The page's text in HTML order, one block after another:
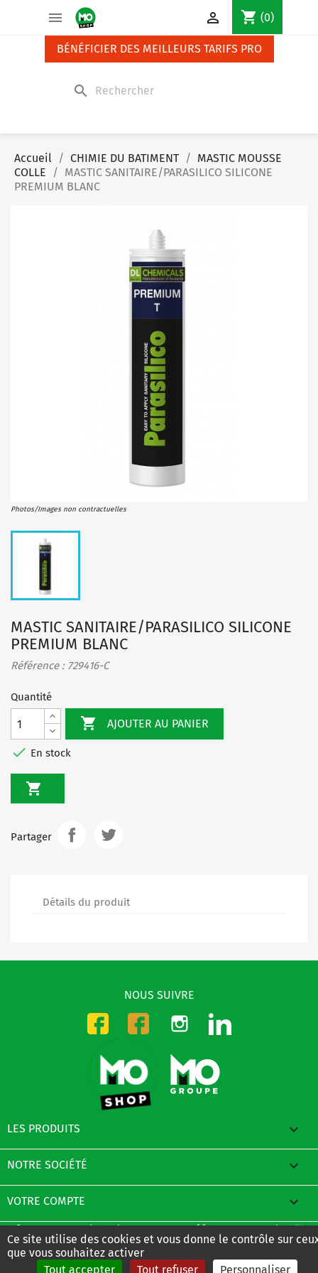
 shopping_cart (0)

BÉNÉFICIER DES MEILLEURS TARIFS PRO
search
Accueil CHIMIE DU BATIMENT
MASTIC MOUSSE
COLLE
MASTIC SANITAIRE/PARASILICO SILICONE
PREMIUM BLANC
Photos/Images non contractuelles
MASTIC SANITAIRE/PARASILICO SILICONE
PREMIUM BLANC
Référence : 729416-C
Quantité
 AJOUTER AU PANIER
 En stock

Partager
Détails du produit
NOUS SUIVRE
Facebook-CMOFacebook-DMO
Instagram
LES PRODUITS 
NOTRE SOCIÉTÉ 
VOTRE COMPTE 
© 2026 - E-Boutique du Groupe MO créée avec PrestaShop™
Panneau de gestion des cookies
Ce site utilise des cookies et vous donne le contrôle sur
que vous souhaitez activer
Tout accepter
Tout refuser Personnaliser